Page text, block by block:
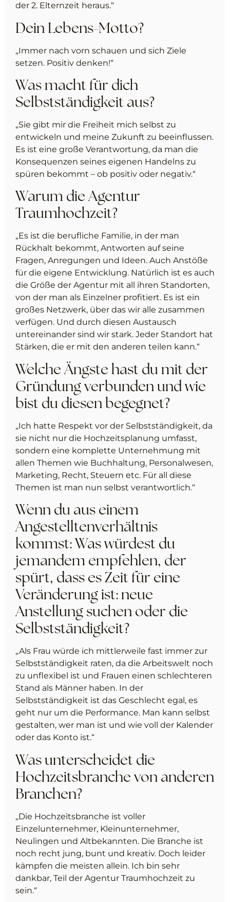
der 2. Elternzeit heraus.“
Dein Lebens-Motto?
„Immer nach vorn schauen und sich Ziele
setzen. Positiv denken!“
Was macht für dich
Selbstständigkeit aus?
„Sie gibt mir die Freiheit mich selbst zu
entwickeln und meine Zukunft zu beeinflussen.
Es ist eine große Verantwortung, da man die
Konsequenzen seines eigenen Handelns zu
spüren bekommt – ob positiv oder negativ.“
Warum die Agentur
Traumhochzeit?
„Es ist die berufliche Familie, in der man
Rückhalt bekommt, Antworten auf seine
Fragen, Anregungen und Ideen. Auch Anstöße
für die eigene Entwicklung. Natürlich ist es auch
die Größe der Agentur mit all ihren Standorten,
von der man als Einzelner profitiert. Es ist ein
großes Netzwerk, über das wir alle zusammen
verfügen. Und durch diesen Austausch
untereinander sind wir stark. Jeder Standort hat
Stärken, die er mit den anderen teilen kann.“
Welche Ängste hast du mit der
Gründung verbunden und wie
bist du diesen begegnet?
„Ich hatte Respekt vor der Selbstständigkeit, da
sie nicht nur die Hochzeitsplanung umfasst,
sondern eine komplette Unternehmung mit
allen Themen wie Buchhaltung, Personalwesen,
Marketing, Recht, Steuern etc. Für all diese
Themen ist man nun selbst verantwortlich.“
Wenn du aus einem
Angestelltenverhältnis
kommst: Was würdest du
jemandem empfehlen, der
spürt, dass es Zeit für eine
Veränderung ist: neue
Anstellung suchen oder die
Selbstständigkeit?
„Als Frau würde ich mittlerweile fast immer zur
Selbstständigkeit raten, da die Arbeitswelt noch
zu unflexibel ist und Frauen einen schlechteren
Stand als Männer haben. In der
Selbstständigkeit ist das Geschlecht egal, es
geht nur um die Performance. Man kann selbst
gestalten, wer man ist und wie voll der Kalender
oder das Konto ist.“
Was unterscheidet die
Hochzeitsbranche von anderen
Branchen?
„Die Hochzeitsbranche ist voller
Einzelunternehmer, Kleinunternehmer,
Neulingen und Altbekannten. Die Branche ist
noch recht jung, bunt und kreativ. Doch leider
kämpfen die meisten allein. Ich bin sehr
dankbar, Teil der Agentur Traumhochzeit zu
sein.“